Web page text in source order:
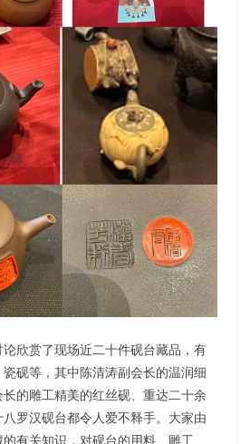
欣赏了现场近二十件砚台藏品，有
砚等，其中陈清涛副会长的温润细
的雕工精美的红丝砚、重达二十余
罗汉砚台都令人爱不释手。大家由
有关知识，对砚台的用料、雕工、